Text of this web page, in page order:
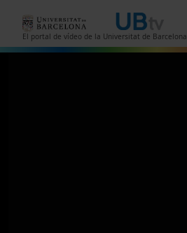
El portal de vídeo de la Universitat de Barcelona